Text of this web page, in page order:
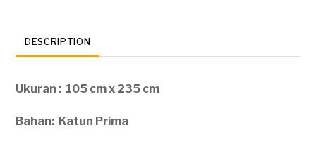
DESCRIPTION
Ukuran : 105 cm x 235 cm
Bahan: Katun Prima